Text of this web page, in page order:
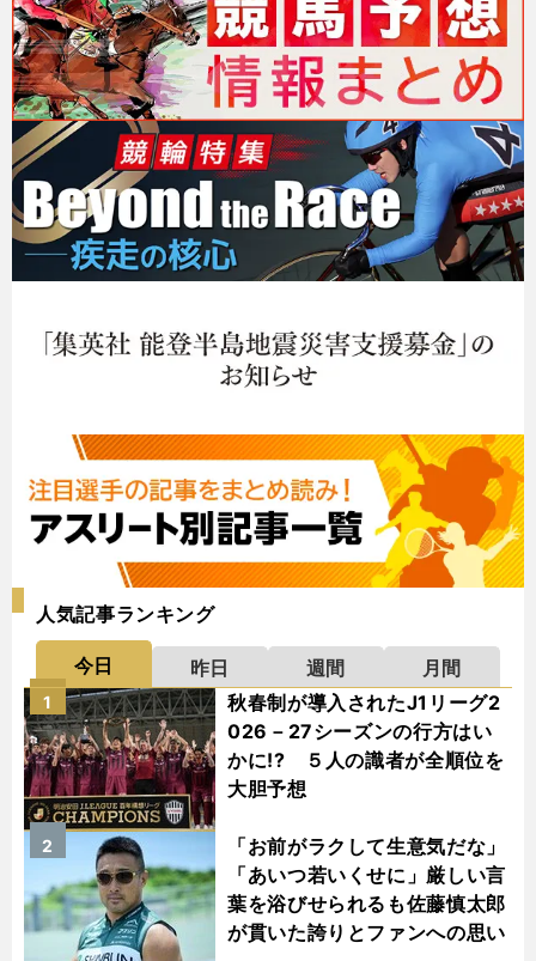
人気記事ランキング
今日 昨日 週間
月間
秋春制が導入されたJ1リーグ2
026－27シーズンの行方はい
かに!? ５人の識者が全順位を
大胆予想
1
「お前がラクして生意気だな」
「あいつ若いくせに」厳しい言
葉を浴びせられるも佐藤慎太郎
が貫いた誇りとファンへの思い
2